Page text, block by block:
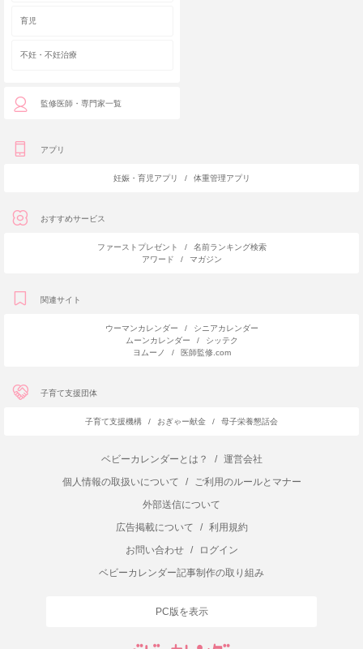
育児
不妊・不妊治療
監修医師・専門家一覧
アプリ
妊娠・育児アプリ / 体重管理アプリ
おすすめサービス
ファーストプレゼント /
名前ランキング検索
アワード
/ マガジン
関連サイト
ウーマンカレンダー /
シニアカレンダー
ムーンカレンダー
/
シッテク
ヨムーノ
/ 医師監修.com
子育て支援団体
子育て支援機構 / おぎゃー献金 / 母子栄養懇話会
ベビーカレンダーとは？ /
運営会社
個人情報の取扱いについて
/
ご利用のルールとマナー
外部送信について
広告掲載について
/
利用規約
お問い合わせ
/
ログイン
ベビーカレンダー記事制作の取り組み
PC版を表示